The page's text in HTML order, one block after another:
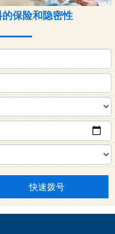
保险和隐密性
快速拨号